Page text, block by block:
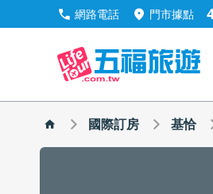
call 網路電話 location_on 門市據點
國際訂房 基恰